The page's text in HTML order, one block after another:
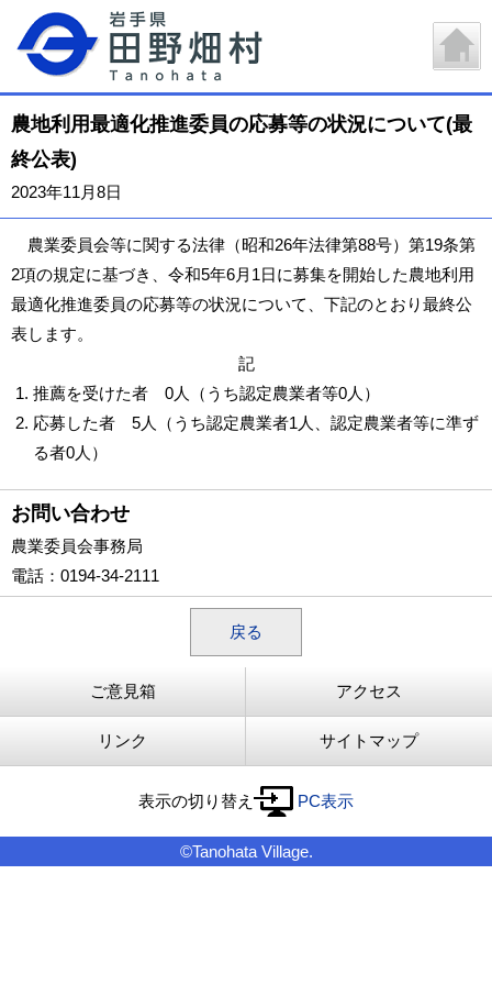
農地利用最適化推進委員の応募等の状況について(最
終公表)
2023年11月8日
農業委員会等に関する法律（昭和26年法律第88号）第19条第
2項の規定に基づき、令和5年6月1日に募集を開始した農地利用
最適化推進委員の応募等の状況について、下記のとおり最終公
表します。
記
推薦を受けた者 0人（うち認定農業者等0人）
応募した者 5人（うち認定農業者1人、認定農業者等に準ず
る者0人）
お問い合わせ
農業委員会事務局
電話 ：0194-34-2111
戻る
ご意見箱 アクセス
リンク サイトマップ
表示の切り替え PC表示
©Tanohata Village.